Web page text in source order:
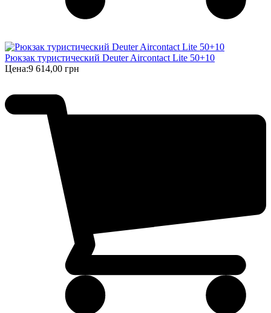
Рюкзак туристический Deuter Aircontact Lite 50+10
Цена:9 614,00 грн